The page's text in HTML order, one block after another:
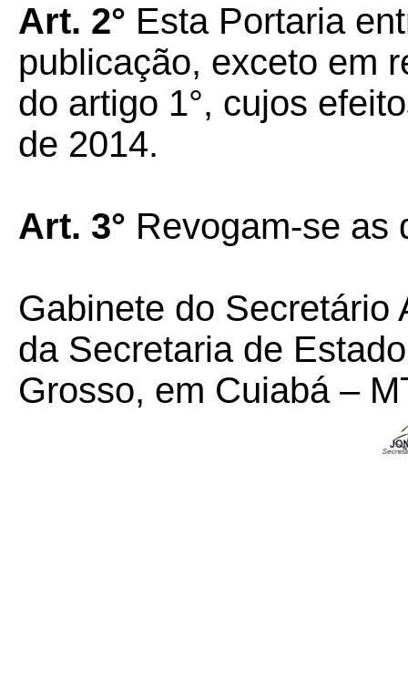
Art. 2° Esta Portaria
publicação, exceto em
do artigo 1°, cujos
de 2014.
Art. 3° Revogam-se as
Gabinete do Secretário
da Secretaria de
Grosso, em Cuiabá –